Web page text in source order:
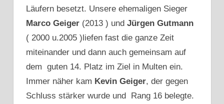
Läufern besetzt. Unsere ehemaligen Sieger
Marco Geiger (2013 ) und Jürgen Gutmann
( 2000 u.2005 )liefen fast die ganze Zeit
miteinander und dann auch gemeinsam auf
dem guten 14. Platz im Ziel in Multen ein.
Immer näher kam Kevin Geiger, der gegen
Schluss stärker wurde und Rang 16 belegte.